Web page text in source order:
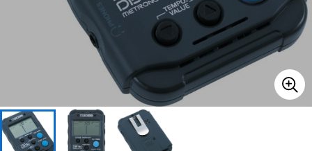
管楽器 その他楽器
エフェクター
DJ機器